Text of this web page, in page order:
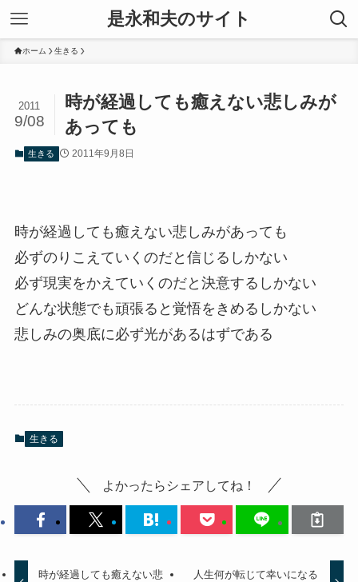
是永和夫のサイト
ホーム 生きる
時が経過しても癒えない悲しみが
あっても
2011
9/08
生きる 2011年9月8日
時が経過しても癒えない悲しみがあっても
必ずのりこえていくのだと信じるしかない
必ず現実をかえていくのだと決意するしかない
どんな状態でも頑張ると覚悟をきめるしかない
悲しみの奥底に必ず光があるはずである
生きる
よかったらシェアしてね！
時が経過しても癒えない悲
人生何が転じて幸いになる